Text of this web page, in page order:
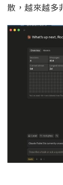
散，越來越多